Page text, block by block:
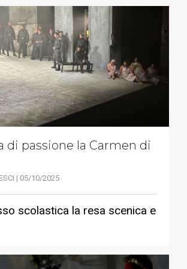
di passione la Carmen di
| 05/10/2025
scolastica la resa scenica e